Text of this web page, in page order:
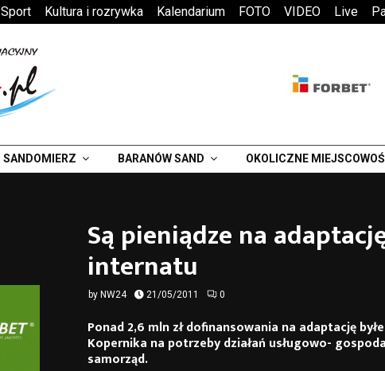
Sport Kultura i rozrywka Kalendarium FOTO VIDEO Live
SANDOMIERZ BARANÓW SAND OKOLICZNE
Są pieniądze na
internatu
by NW24 21/05/2011 0
Ponad 2,6 mln zł dofinansowania na adaptację
Kopernika na potrzeby działań usługowo-
samorząd.